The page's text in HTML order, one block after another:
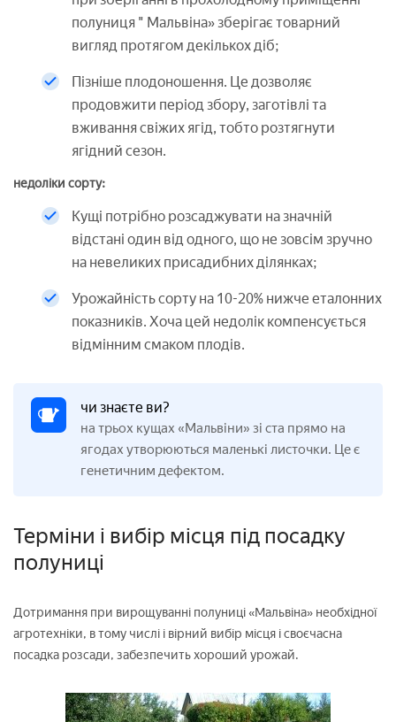
полуниця " Мальвіна» зберігає товарний
вигляд протягом декількох діб;
Пізніше плодоношення. Це дозволяє
продовжити період збору, заготівлі та
вживання свіжих ягід, тобто розтягнути
ягідний сезон.
недоліки сорту:
Кущі потрібно розсаджувати на значній
відстані один від одного, що не зовсім зручно
на невеликих присадибних ділянках;
Урожайність сорту на 10-20% нижче еталонних
показників. Хоча цей недолік компенсується
відмінним смаком плодів.
чи знаєте ви?
на трьох кущах «Мальвіни» зі ста прямо на
ягодах утворюються маленькі листочки. Це є
генетичним дефектом.
Терміни і вибір місця під посадку
полуниці
Дотримання при вирощуванні полуниці «Мальвіна» необхідної
агротехніки, в тому числі і вірний вибір місця і своєчасна
посадка розсади, забезпечить хороший урожай.